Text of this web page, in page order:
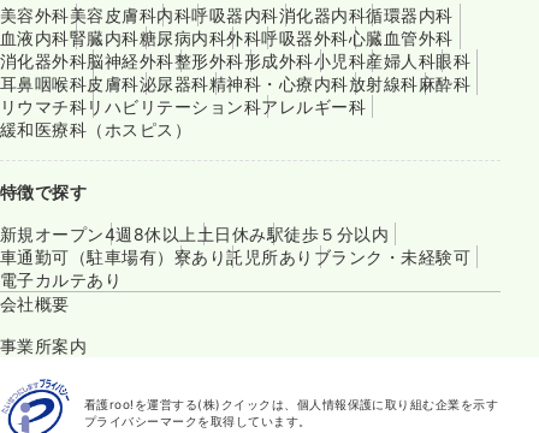
美容外科美容皮膚科内科呼吸器内科消化器内科循環器内科
血液内科腎臓内科糖尿病内科外科呼吸器外科心臓血管外科
消化器外科脳神経外科整形外科形成外科小児科産婦人科眼科
耳鼻咽喉科皮膚科泌尿器科精神科・心療内科放射線科麻酔科
リウマチ科リハビリテーション科アレルギー科
緩和医療科（ホスピス）
特徴で探す
新規オープン4週8休以上 土日休み駅徒歩５分以内
車通勤可（駐車場有） 寮あり託児所あり ブランク・未経験可
電子カルテあり
会社概要
事業所案内
看護roo!を運営する(株)クイックは、個人情報保護に取り組む企業を示す
プライバシーマークを取得しています。